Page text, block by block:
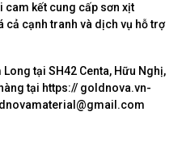
cam kết cung cấp sơn xịt
cả cạnh tranh và dịch vụ hỗ trợ
Long tại SH42 Centa, Hữu Nghị,
tại https:// goldnova.vn-